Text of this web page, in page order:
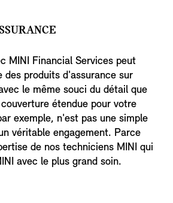
MINI Financial Services peut
des produits d'assurance sur
le même souci du détail que
étendue pour votre
exemple, n'est pas une simple
véritable engagement. Parce
de nos techniciens MINI qui
avec le plus grand soin.